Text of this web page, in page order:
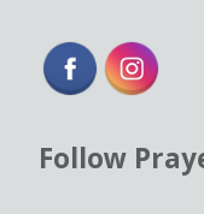
Follow